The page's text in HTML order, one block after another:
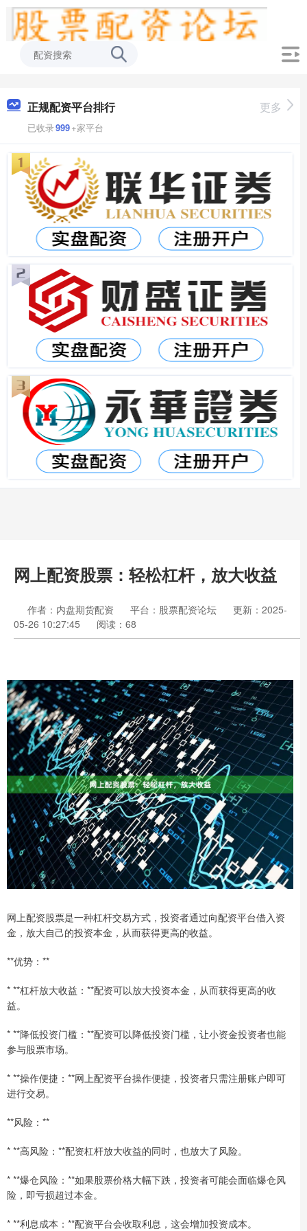
正规配资平台排行
已收录999+家平台
更多
网上配资股票：轻松杠杆，放大收益
作者：内盘期货配资 平台：股票配资论坛
更新：2025-
05-26 10:27:45
阅读：68
网上配资股票是一种杠杆交易方式，投资者通过向配资平台借入资
金，放大自己的投资本金，从而获得更高的收益。
**优势：**
* **杠杆放大收益：**配资可以放大投资本金，从而获得更高的收
益。
* **降低投资门槛：**配资可以降低投资门槛，让小资金投资者也能
参与股票市场。
* **操作便捷：**网上配资平台操作便捷，投资者只需注册账户即可
进行交易。
**风险：**
* **高风险：**配资杠杆放大收益的同时，也放大了风险。
* **爆仓风险：**如果股票价格大幅下跌，投资者可能会面临爆仓风
险，即亏损超过本金。
* **利息成本：**配资平台会收取利息，这会增加投资成本。